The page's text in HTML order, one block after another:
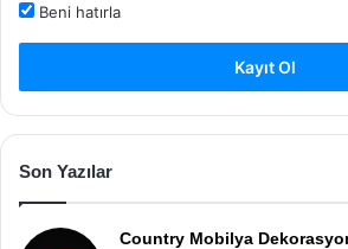
Beni hatırla
Kayıt Ol
Son Yazılar
Country Mobilya